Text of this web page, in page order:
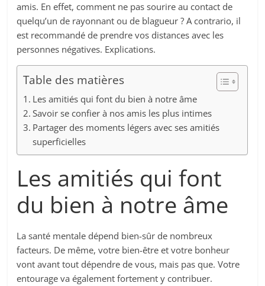
amis. En effet, comment ne pas sourire au contact de
quelqu’un de rayonnant ou de blagueur ? A contrario, il
est recommandé de prendre vos distances avec les
personnes négatives. Explications.
Table des matières
Les amitiés qui font du bien à notre âme
Savoir se confier à nos amis les plus intimes
Partager des moments légers avec ses amitiés
superficielles
Les amitiés qui font
du bien à notre âme
La santé mentale dépend bien-sûr de nombreux
facteurs. De même, votre bien-être et votre bonheur
vont avant tout dépendre de vous, mais pas que. Votre
entourage va également fortement y contribuer.